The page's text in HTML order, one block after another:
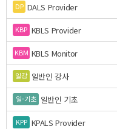
DP DALS Provider
KBP KBLS Provider
KBM KBLS Monitor
일강 일반인 강사
일-기초 일반인 기초
KPP KPALS Provider